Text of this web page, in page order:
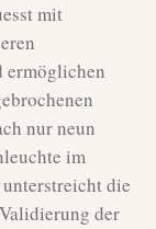
mit
ermöglichen
nur neun
im
die
der